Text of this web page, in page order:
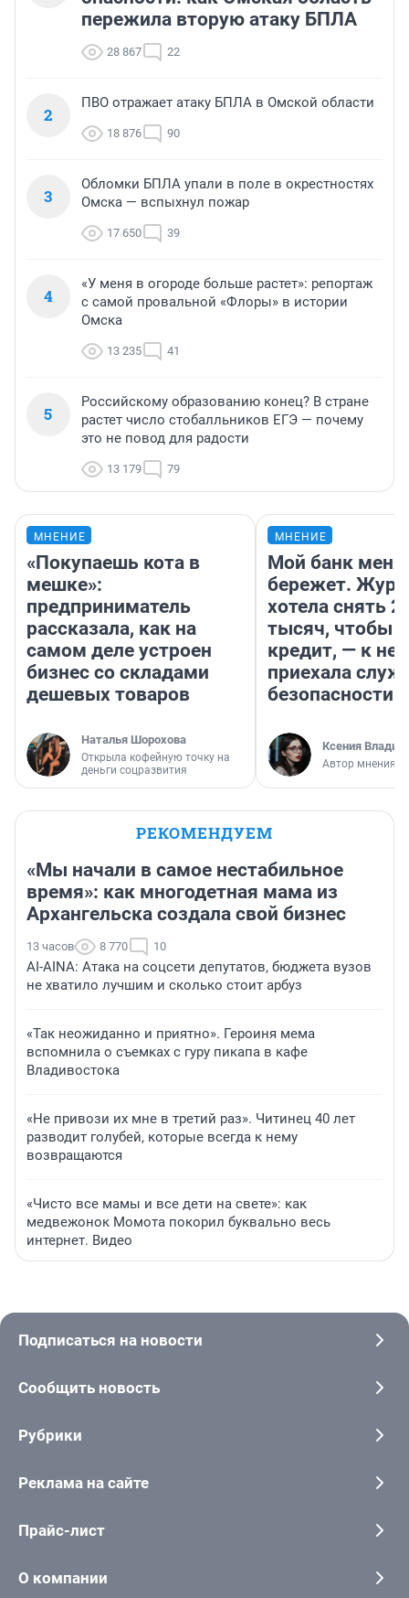
пережила вторую атаку БПЛА
28 867 22
2
ПВО отражает атаку БПЛА в Омской области
18 876 90
3
Обломки БПЛА упали в поле в окрестностях
Омска — вспыхнул пожар
17 650 39
4
«У меня в огороде больше растет»: репортаж
с самой провальной «Флоры» в истории
Омска
13 235 41
5
Российскому образованию конец? В стране
растет число стобалльников ЕГЭ — почему
это не повод для радости
13 179 79
МНЕНИЕ
«Покупаешь кота в
мешке»:
предприниматель
рассказала, как на
самом деле устроен
бизнес со складами
дешевых товаров
Наталья Шорохова
Открыла кофейную точку на
деньги соцразвития
МНЕНИЕ
Мой банк меня
бережет.
хотела снять
тысяч, чтобы
кредит, — к
приехала
безопасности
Ксения
Автор мнения
РЕКОМЕНДУЕМ
«Мы начали в самое нестабильное
время»: как многодетная мама из
Архангельска создала свой бизнес
13 часов 8 770 10
AI-AINA: Атака на соцсети депутатов, бюджета вузов
не хватило лучшим и сколько стоит арбуз
«Так неожиданно и приятно». Героиня мема
вспомнила о съемках с гуру пикапа в кафе
Владивостока
«Не привози их мне в третий раз». Читинец 40 лет
разводит голубей, которые всегда к нему
возвращаются
«Чисто все мамы и все дети на свете»: как
медвежонок Момота покорил буквально весь
интернет. Видео
Подписаться на новости
Сообщить новость
Рубрики
Реклама на сайте
Прайс-лист
О компании